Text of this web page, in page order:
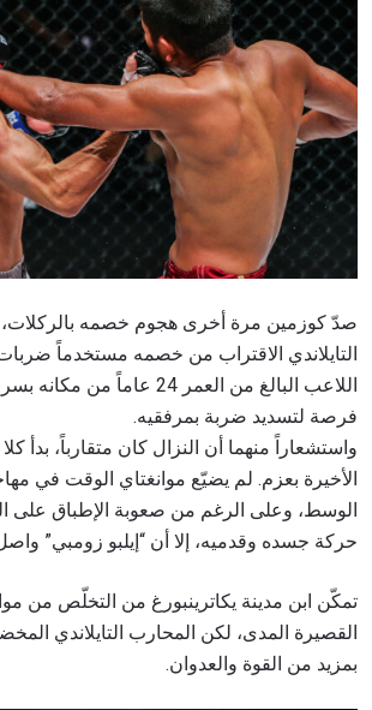
صدّ كوزمين مرة أخرى هجوم خصمه بالركلات،
التايلاندي الاقتراب من خصمه مستخدماً
اللاعب البالغ من العمر 24
فرصة لتسديد ضربة بمرفقيه.
واستشعاراً منهما أن النزال كان متقارباً، بدأ كلا
الأخيرة بعزم. لم يضيّع موانغتاي الوقت في
الوسط، وعلى الرغم من صعوبة الإطباق
حركة جسده وقدميه، إلا أن “إيلبو زومبي”
تمكّن ابن مدينة يكاترينبورغ من التخلّص من
القصيرة المدى، لكن المحارب التايلاندي
بمزيد من القوة والعدوان.